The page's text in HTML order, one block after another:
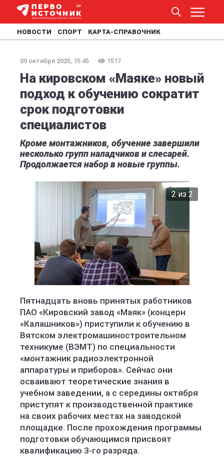
НОВОСТИ СПОРТ КАРТА-СПРАВОЧНИК
09 октября 2025, 15:45 1517
На кировском «Маяке» новый
подход к обучению сократит
срок подготовки
специалистов
Кроме монтажников, обучение завершили
несколько групп наладчиков и слесарей.
Продолжается набор в новые группы.
2 из 2
Пятнадцать вновь принятых работников
ПАО «Кировский завод «Маяк» (концерн
«Калашников») приступили к обучению в
Вятском электромашиностроительном
техникуме (ВЭМТ) по специальности
«монтажник радиоэлектронной
аппаратуры и приборов». Сейчас они
осваивают теоретические знания в
учебном заведении, а с середины октября
приступят к производственной практике
на своих рабочих местах на заводской
площадке. После прохождения программы
подготовки обучающимся присвоят
квалификацию 3-го разряда.